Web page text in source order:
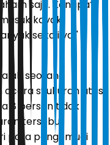
saja. Kenapa?
kayak
sekali ya,"
seorang
acara syukuran atas
8 persen tidak
tersebut
para pengemudi